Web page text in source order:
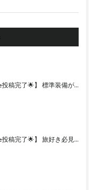
【🌟本日のYouTube投稿完了🌟】 標準装備が凄い!!1オーナー・無転倒の極上中古車🔥 「NORDEN 901 EXPEDITION」が入荷いたしました✨ 【Husqvarna Motorcycles山形】
【🌟本日のYouTube投稿完了🌟】 旅好き必見🔥!!カスタム満載の極上中古車！ 「NORDEN 901」が入荷いたしました✨【Husqvarna Motorcycles山形】